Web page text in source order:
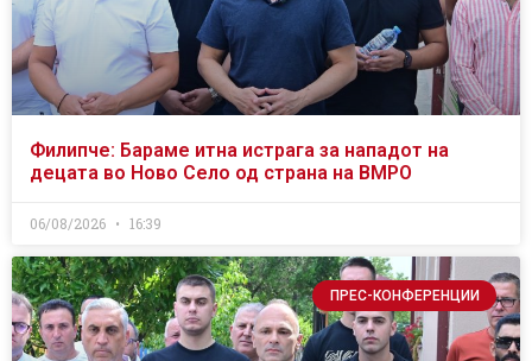
Филипче: Бараме итна истрага за нападот на
децата во Ново Село од страна на ВМРО
06/08/2026 16:39
ПРЕС-КОНФЕРЕНЦИИ